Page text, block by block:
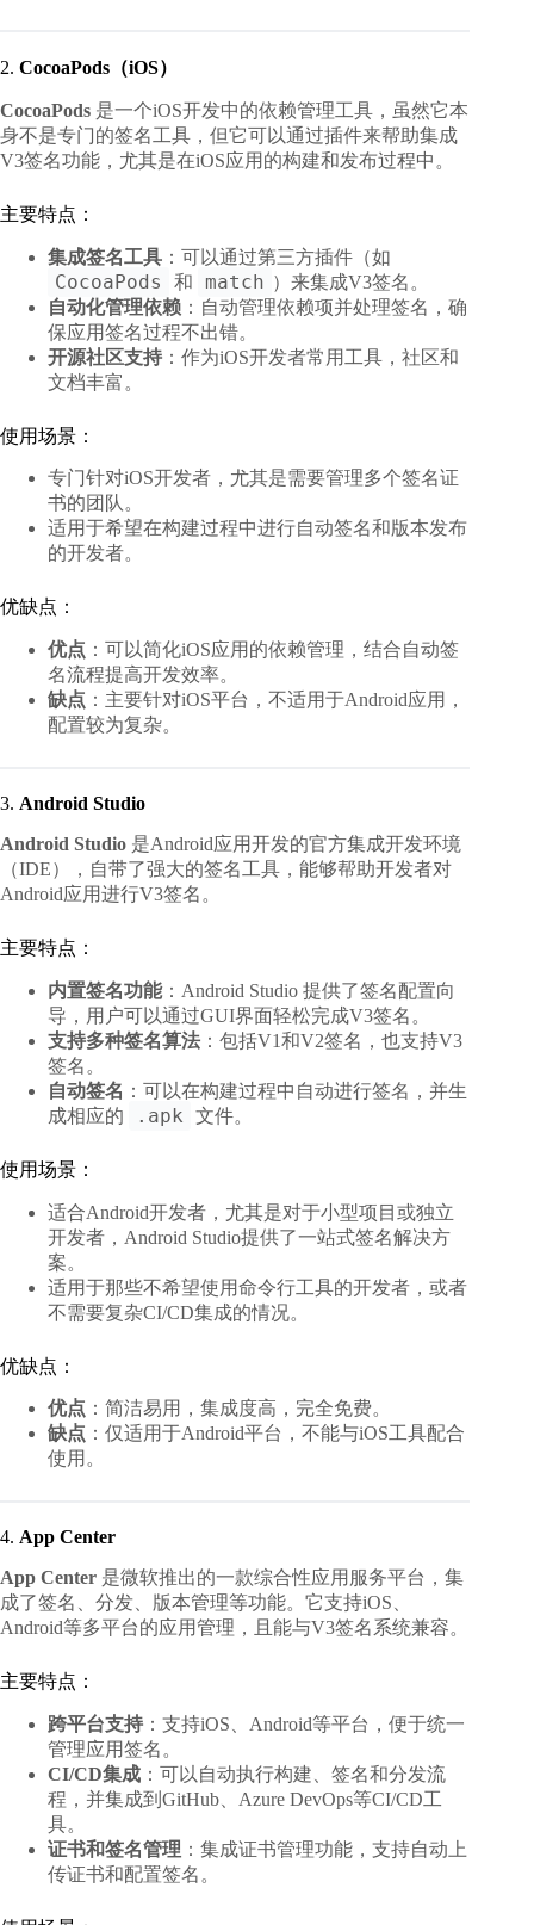
2. CocoaPods（iOS）
CocoaPods 是一个iOS开发中的依赖管理工具，虽然它本
身不是专门的签名工具，但它可以通过插件来帮助集成
V3签名功能，尤其是在iOS应用的构建和发布过程中。
主要特点：
集成签名工具 ：可以通过第三方插件（如
CocoaPods 和 match ）来集成V3签名。
自动化管理依赖 ：自动管理依赖项并处理签名，确
保应用签名过程不出错。
开源社区支持 ：作为iOS开发者常用工具，社区和
文档丰富。
使用场景：
专门针对iOS开发者，尤其是需要管理多个签名证
书的团队。
适用于希望在构建过程中进行自动签名和版本发布
的开发者。
优缺点：
优点 ：可以简化iOS应用的依赖管理，结合自动签
名流程提高开发效率。
缺点 ：主要针对iOS平台，不适用于Android应用，
配置较为复杂。
3. Android Studio
Android Studio 是Android应用开发的官方集成开发环境
（IDE），自带了强大的签名工具，能够帮助开发者对
Android应用进行V3签名。
主要特点：
内置签名功能：Android Studio 提供了签名配置向
导，用户可以通过GUI界面轻松完成V3签名。
支持多种签名算法 ：包括V1和V2签名，也支持V3
签名。
自动签名 ：可以在构建过程中自动进行签名，并生
成相应的
.apk 文件。
使用场景：
适合Android开发者，尤其是对于小型项目或独立
开发者，Android Studio提供了一站式签名解决方
案。
适用于那些不希望使用命令行工具的开发者，或者
不需要复杂CI/CD集成的情况。
优缺点：
优点 ：简洁易用，集成度高，完全免费。
缺点 ：仅适用于Android平台，不能与iOS工具配合
使用。
4. App Center
App Center 是微软推出的一款综合性应用服务平台，集
成了签名、分发、版本管理等功能。它支持iOS、
Android等多平台的应用管理，且能与V3签名系统兼容。
主要特点：
跨平台支持 ：支持iOS、Android等平台，便于统一
管理应用签名。
CI/CD集成 ：可以自动执行构建、签名和分发流
程，并集成到GitHub、Azure DevOps等CI/CD工
具。
证书和签名管理 ：集成证书管理功能，支持自动上
传证书和配置签名。